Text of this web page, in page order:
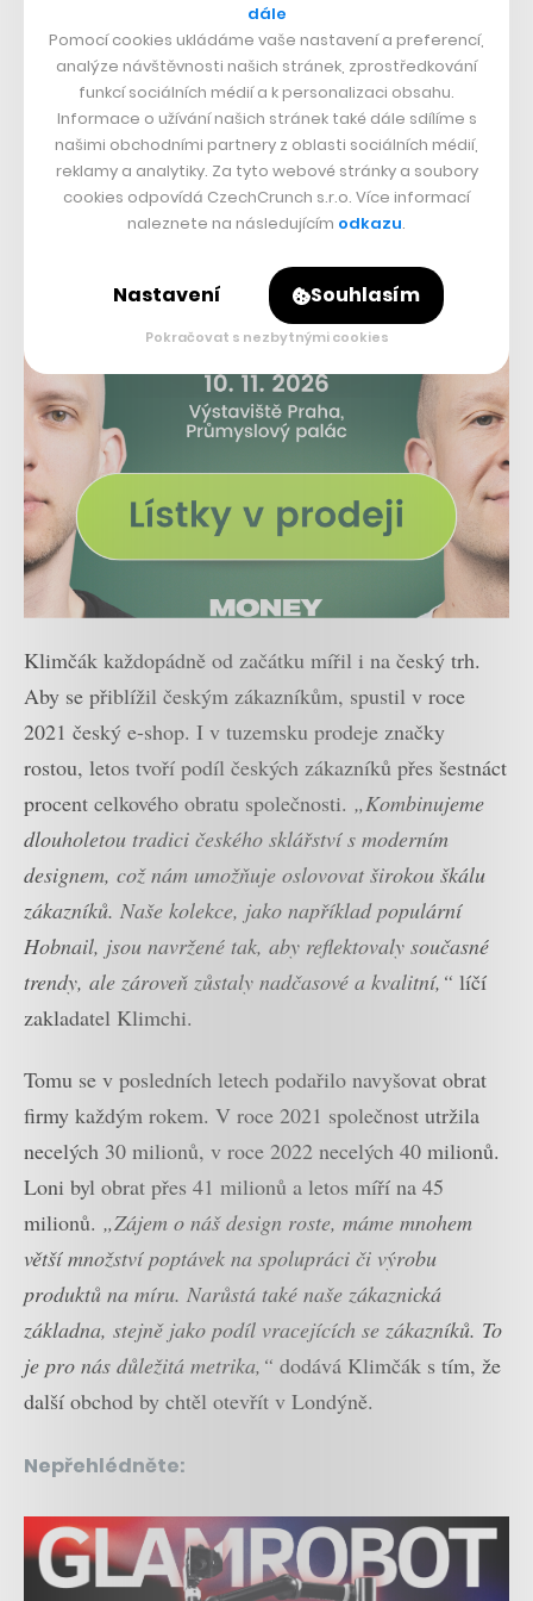
zemích světa. Směřování sklárny pak určila právě
spolupráce s Františkem Jungvirtem, který se stal
kreativním ředitelem značky.
Klimčák každopádně od začátku mířil i na český trh.
Aby se přiblížil českým zákazníkům, spustil v roce
2021 český e-shop. I v tuzemsku prodeje značky
rostou, letos tvoří podíl českých zákazníků přes šestnáct
procent celkového obratu společnosti. „Kombinujeme
dlouholetou tradici českého sklářství s moderním
designem, což nám umožňuje oslovovat širokou škálu
zákazníků. Naše kolekce, jako například populární
Hobnail, jsou navržené tak, aby reflektovaly současné
trendy, ale zároveň zůstaly nadčasové a kvalitní,“ líčí
zakladatel Klimchi.
Tomu se v posledních letech podařilo navyšovat obrat
firmy každým rokem. V roce 2021 společnost utržila
necelých 30 milionů, v roce 2022 necelých 40 milionů.
Loni byl obrat přes 41 milionů a letos míří na 45
milionů. „Zájem o náš design roste, máme mnohem
větší množství poptávek na spolupráci či výrobu
produktů na míru. Narůstá také naše zákaznická
základna, stejně jako podíl vracejících se zákazníků. To
je pro nás důležitá metrika,“ dodává Klimčák s tím, že
další obchod by chtěl otevřít v Londýně.
Nepřehlédněte:
dále
Pomocí cookies ukládáme vaše nastavení a preferencí,
analýze návštěvnosti našich stránek, zprostředkování
funkcí sociálních médií a k personalizaci obsahu.
Informace o užívání našich stránek také dále sdílíme s
našimi obchodními partnery z oblasti sociálních médií,
reklamy a analytiky. Za tyto webové stránky a soubory
cookies odpovídá CzechCrunch s.r.o. Více informací
naleznete na následujícím odkazu.
Nastavení Souhlasím
Pokračovat s nezbytnými cookies